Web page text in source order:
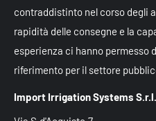
contraddistinto nel corso degli
rapidità delle consegne e la
esperienza ci hanno permesso
riferimento per il settore
Import Irrigation Systems S.r.l.